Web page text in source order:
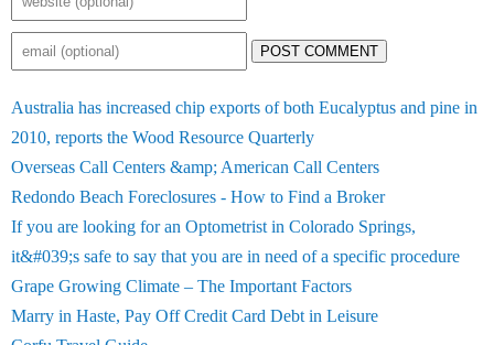
POST COMMENT
Australia has increased chip exports of both Eucalyptus and pine in
2010, reports the Wood Resource Quarterly
Overseas Call Centers &amp; American Call Centers
Redondo Beach Foreclosures - How to Find a Broker
If you are looking for an Optometrist in Colorado Springs,
it&#039;s safe to say that you are in need of a specific procedure
Grape Growing Climate – The Important Factors
Marry in Haste, Pay Off Credit Card Debt in Leisure